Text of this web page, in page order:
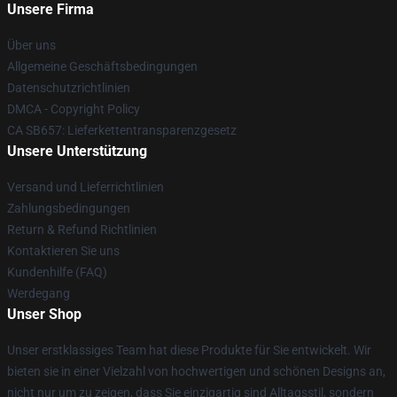
Unsere Firma
Über uns
Allgemeine Geschäftsbedingungen
Datenschutzrichtlinien
DMCA - Copyright Policy
CA SB657: Lieferkettentransparenzgesetz
Unsere Unterstützung
Versand und Lieferrichtlinien
Zahlungsbedingungen
Return & Refund Richtlinien
Kontaktieren Sie uns
Kundenhilfe (FAQ)
Werdegang
Unser Shop
Unser erstklassiges Team hat diese Produkte für Sie entwickelt. Wir
bieten sie in einer Vielzahl von hochwertigen und schönen Designs an,
nicht nur um zu zeigen, dass Sie einzigartig sind Alltagsstil, sondern